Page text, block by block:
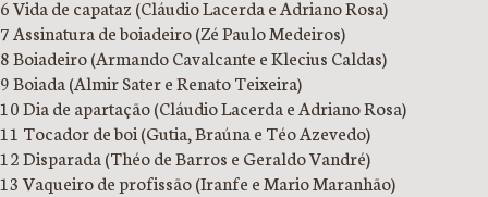
6 Vida de capataz (Cláudio Lacerda e Adriano Rosa)
7 Assinatura de boiadeiro (Zé Paulo Medeiros)
8 Boiadeiro (Armando Cavalcante e Klecius Caldas)
9 Boiada (Almir Sater e Renato Teixeira)
10 Dia de apartação (Cláudio Lacerda e Adriano Rosa)
11 Tocador de boi (Gutia, Braúna e Téo Azevedo)
12 Disparada (Théo de Barros e Geraldo Vandré)
13 Vaqueiro de profissão (Iranfe e Mario Maranhão)